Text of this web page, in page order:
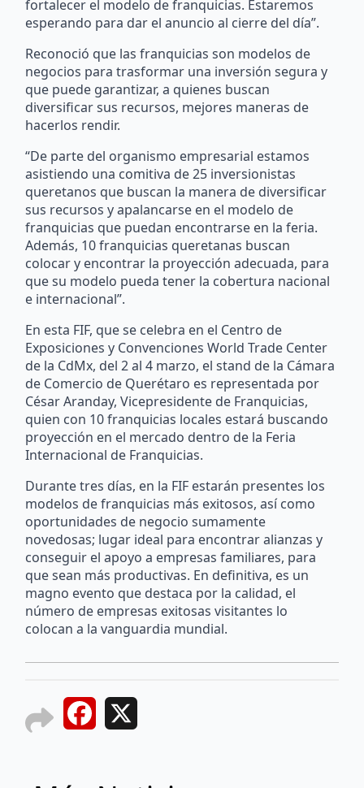
fortalecer el modelo de franquicias. Estaremos
esperando para dar el anuncio al cierre del día”.
Reconoció que las franquicias son modelos de
negocios para trasformar una inversión segura y
que puede garantizar, a quienes buscan
diversificar sus recursos, mejores maneras de
hacerlos rendir.
“De parte del organismo empresarial estamos
asistiendo una comitiva de 25 inversionistas
queretanos que buscan la manera de diversificar
sus recursos y apalancarse en el modelo de
franquicias que puedan encontrarse en la feria.
Además, 10 franquicias queretanas buscan
colocar y encontrar la proyección adecuada, para
que su modelo pueda tener la cobertura nacional
e internacional”.
En esta FIF, que se celebra en el Centro de
Exposiciones y Convenciones World Trade Center
de la CdMx, del 2 al 4 marzo, el stand de la Cámara
de Comercio de Querétaro es representada por
César Aranday, Vicepresidente de Franquicias,
quien con 10 franquicias locales estará buscando
proyección en el mercado dentro de la Feria
Internacional de Franquicias.
Durante tres días, en la FIF estarán presentes los
modelos de franquicias más exitosos, así como
oportunidades de negocio sumamente
novedosas; lugar ideal para encontrar alianzas y
conseguir el apoyo a empresas familiares, para
que sean más productivas. En definitiva, es un
magno evento que destaca por la calidad, el
número de empresas exitosas visitantes lo
colocan a la vanguardia mundial.
Facebook